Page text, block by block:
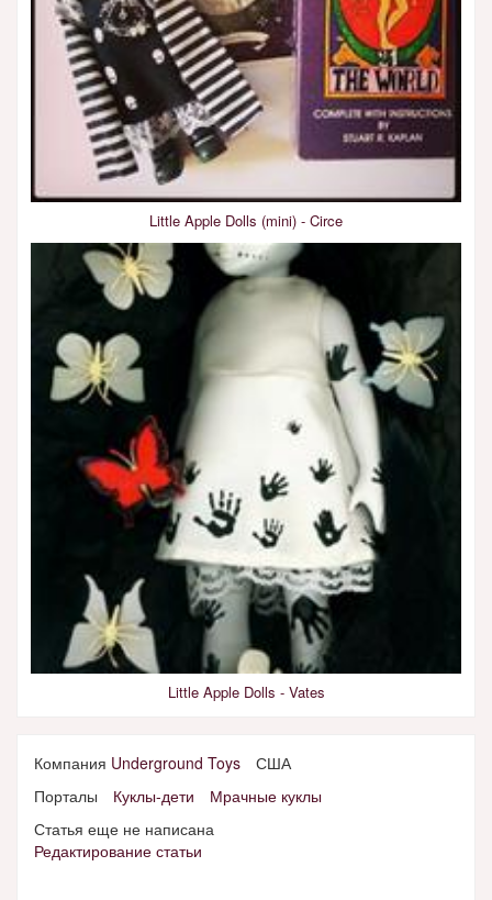
Little Apple Dolls (mini) - Circe
Little Apple Dolls - Vates
Компания Underground Toys
США
Порталы
Куклы-дети
Мрачные куклы
Статья еще не написана
Редактирование статьи